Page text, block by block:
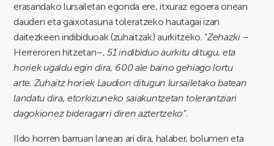
erasandako lursailetan egonda ere, itxuraz egoera onean
dauden eta gaixotasuna toleratzeko hautagai izan
daitezkeen indibiduoak (zuhaitzak) aurkitzeko. “Zehazki–
Herreroren hitzetan–,51 indibiduo aurkitu ditugu, eta
horiek ugaldu egin dira, 600 ale baino gehiago lortu
arte. Zuhaitz horiek Laudion ditugun lursailetako batean
landatu dira, etorkizuneko saiakuntzetan tolerantziari
dagokionez bideragarri diren aztertzeko”.
Ildo horren barruan lanean ari dira, halaber, bolumen eta